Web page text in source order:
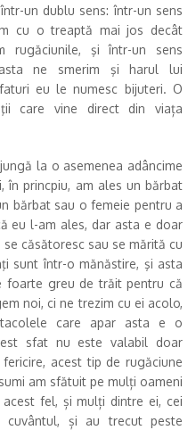
un dublu sens: într-un sens
cu o treaptă mai jos decât
rugăciunile, şi într-un sens
ne smerim şi harul lui
eu le numesc bijuteri. O
care vine direct din viața
la o asemenea adâncime
în princpiu, am ales un bărbat
bărbat sau o femeie pentru a
eu l-am ales, dar asta e doar
căsătoresc sau se mărită cu
sunt într-o mănăstire, şi asta
foarte greu de trăit pentru că
noi, ci ne trezim cu ei acolo,
care apar asta e o
sfat nu este valabil doar
acest tip de rugăciune
am sfătuit pe mulți oameni
fel, și mulți dintre ei, cei
și au trecut peste